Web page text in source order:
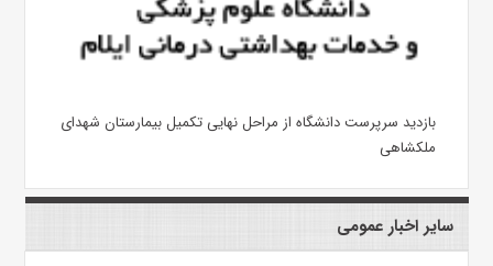
بازدید سرپرست دانشگاه از مراحل نهایی تکمیل بیمارستان شهدای
ملکشاهی
سایر اخبار عمومی